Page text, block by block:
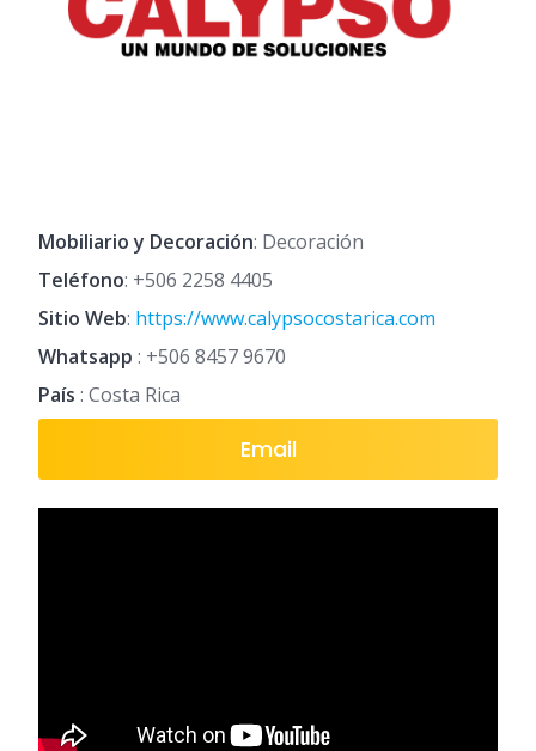
Mobiliario y Decoración: Decoración
Teléfono: +506 2258 4405
Sitio Web: https://www.calypsocostarica.com
Whatsapp : +506 8457 9670
País : Costa Rica
Email